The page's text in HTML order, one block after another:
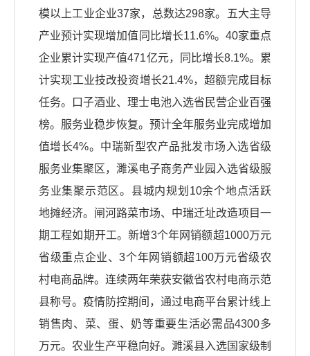
模以上工业企业37家，总数达298家。五大主导
产业预计实现增加值同比增长11.6%。40家重点
企业累计实现产值471亿元，同比增长8.1%。累
计实现工业技改投资增长21.4%，超额完成目标
任务。口子酒业、理士电池入选省民营企业百强
榜。服务业稳步恢复。预计全年服务业完成增加
值增长4%。中瑞新型农产品批发市场入选省级
服务业集聚区，濉溪电子商务产业园入选省级服
务业集聚示范区。县城内规划10余个地点活跃
地摊经济。闸河路菜市场、中瑞迁址改造项目一
期工程如期开工。新增3个年网销额超1000万元
省级重点企业、3个年网销额超100万元省级农
村电商品牌。连续两年荣获安徽省农村电商示范
县称号。疫情防控期间，通过电商平台累计线上
销售肉、菜、蛋、奶等重要生活必需品4300多
万元。农业生产平稳向好。濉溪县入选国家级制